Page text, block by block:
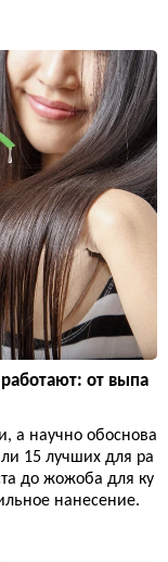
от выпа
а научно обоснова
15 лучших для ра
до жожоба для ку
нанесение.